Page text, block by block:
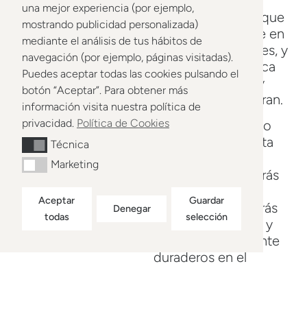
Te voy a ayudar a que
comer bien encaje en
la vida que ya tienes, y
que eso se traduzca
en salud, energía y
resultados que duran.
No quiero que esto
sea para ti una dieta
conmigo entenderás
decisión y te llevarás
unos aprendizajes y
resultados realmente
duraderos en el
una mejor experiencia (por ejemplo,
mostrando publicidad personalizada)
mediante el análisis de tus hábitos de
navegación (por ejemplo, páginas visitadas).
Puedes aceptar todas las cookies pulsando el
botón “Aceptar”. Para obtener más
información visita nuestra política de
privacidad. Política de Cookies
TécnicaTécnica
MarketingMarketing
Aceptar
todas
Denegar
Guardar
selección